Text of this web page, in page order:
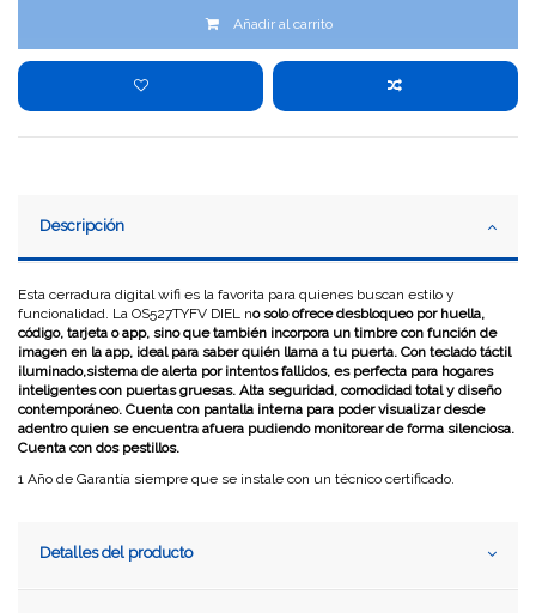
Añadir al carrito
Descripción
Esta cerradura digital wifi es la favorita para quienes buscan estilo y
funcionalidad. La OS527TYFV DIEL no solo ofrece desbloqueo por huella,
código, tarjeta o app, sino que también incorpora un timbre con función de
imagen en la app, ideal para saber quién llama a tu puerta. Con teclado táctil
iluminado,sistema de alerta por intentos fallidos, es perfecta para hogares
inteligentes con puertas gruesas. Alta seguridad, comodidad total y diseño
contemporáneo. Cuenta con pantalla interna para poder visualizar desde
adentro quien se encuentra afuera pudiendo monitorear de forma silenciosa.
Cuenta con dos pestillos.
1 Año de Garantía siempre que se instale con un técnico certificado.
Detalles del producto